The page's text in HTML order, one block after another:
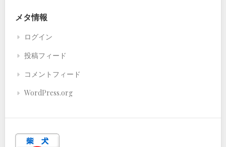
メタ情報
ログイン
投稿フィード
コメントフィード
WordPress.org